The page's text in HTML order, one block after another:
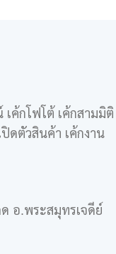
เค้กโฟโต้ เค้กสามมิติ
ดตัวสินค้า เค้กงาน
อ.พระสมุทรเจดีย์